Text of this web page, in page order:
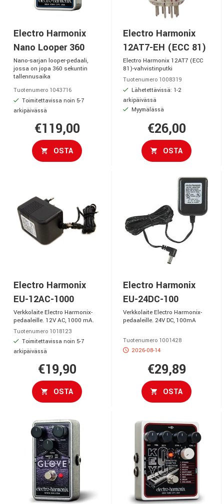
Electro Harmonix
Nano Looper 360
Nano-sarjan looper-pedaali,
jossa on jopa 360 sekuntin
tallennusaika
Tuotenumero 1043716
Toimitettavissa noin 5-7
arkipäivässä
€119,00
OSTA
Electro Harmonix
12AT7-EH (ECC 81)
Electro Harmonix 12AT7 (ECC
81)-vahvistinputki
Tuotenumero 1008319
Lähetettävissä: 1-2
arkipäivässä
Myymälässä
€26,00
OSTA
Electro Harmonix
EU-12AC-1000
Verkkolaite Electro Harmonix-
pedaaleille. 12V AC, 1000 mA.
Tuotenumero 1018123
Toimitettavissa noin 5-7
arkipäivässä
€19,90
OSTA
Electro Harmonix
EU-24DC-100
Verkkolaite Electro Harmonix-
pedaaleille. 24V DC, 100mA
Tuotenumero 1001428
2026-08-14
€29,89
OSTA